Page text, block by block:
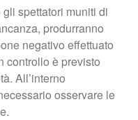
spettatori muniti di
produrranno
negativo effettuato
controllo è previsto
All’interno
osservare le